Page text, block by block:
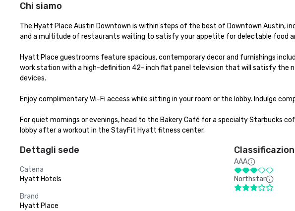
Chi siamo
The Hyatt Place Austin Downtown is within steps of the best of Downtown Austin,
and a multitude of restaurants waiting to satisfy your appetite for delectable food
Hyatt Place guestrooms feature spacious, contemporary decor and furnishings
work station with a high-definition 42- inch flat panel television that will satisfy the
devices.
Enjoy complimentary Wi-Fi access while sitting in your room or the lobby. Indulge
For quiet mornings or evenings, head to the Bakery Café for a specialty Starbucks
lobby after a workout in the StayFit Hyatt fitness center.
Dettagli sede
Catena
Hyatt Hotels
Brand
Hyatt Place
AAA
Northstar